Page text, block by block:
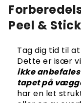
Forberedelse af
Tapet på
Peel & Stick
Tag dig tid til
Dette er især
ikke
tapet på
har en let